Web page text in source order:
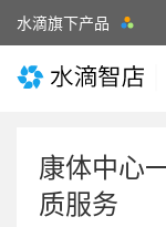
水滴旗下产品
康体中心
质服务